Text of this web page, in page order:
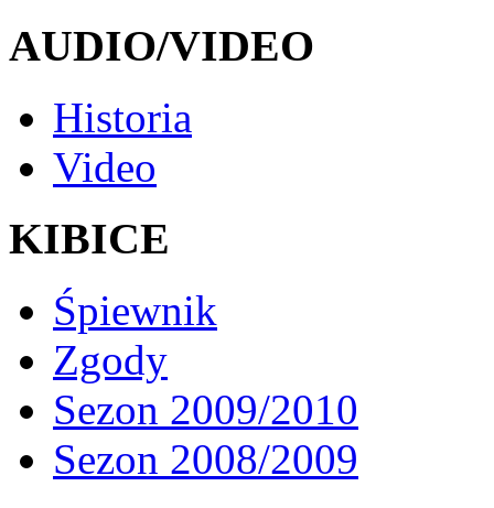
AUDIO/VIDEO
Historia
Video
KIBICE
Śpiewnik
Zgody
Sezon 2009/2010
Sezon 2008/2009